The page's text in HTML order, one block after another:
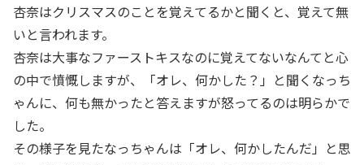
杏奈はクリスマスのことを覚えてるかと聞くと、覚えて無
いと言われます。
杏奈は大事なファーストキスなのに覚えてないなんてと心
の中で憤慨しますが、「オレ、何かした？」と聞くなっち
ゃんに、何も無かったと答えますが怒ってるのは明らかで
した。
その様子を見たなっちゃんは「オレ、何かしたんだ」と思